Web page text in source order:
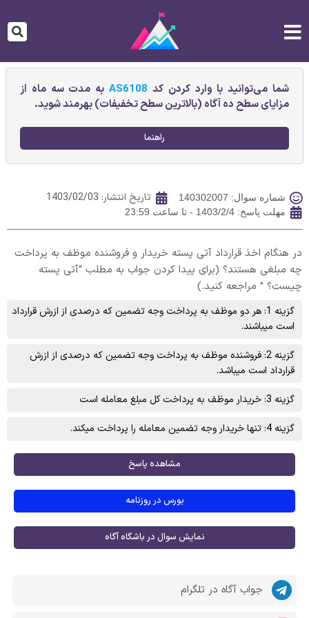
شما می‌توانید با وارد کردن کد AS6108به مدت سه ماه از
مزایای سطح ده آگاه (بالاترین سطح تخفیفات) بهرمند شوید.
راهنما
شماره سوال: 140302007 تاریخ انتشار: 1403/02/03
مهلت پاسخ: 1403/2/4 - تا ساعت 23:59
در هنگام اخذ قرارداد آتی پسته خریدار و فروشنده موظف به پرداخت
چه مبلغی هستند؟ (برای پیدا کردن جواب به مطلب “آتی پسته
چیست؟ ” مراجعه کنید.)
گزینه 1: هر دو موظف به پرداخت وجه تضمین که درصدی از ازرش قرارداد
است میباشند.
گزینه 2: فروشنده موظف به پرداخت وجه تضمین که درصدی از ازرش
قرارداد است میباشد.
گزینه 3: خریدار موظف به پرداخت کل مبلغ معامله است
گزینه 4: تنها خریدار وجه تضمین معامله را پرداخت میکند.
مشاهده پاسخ
بورس در روزنامه
نمایش سوال در باشگاه آگاه
جواب آگاه در تلگرام